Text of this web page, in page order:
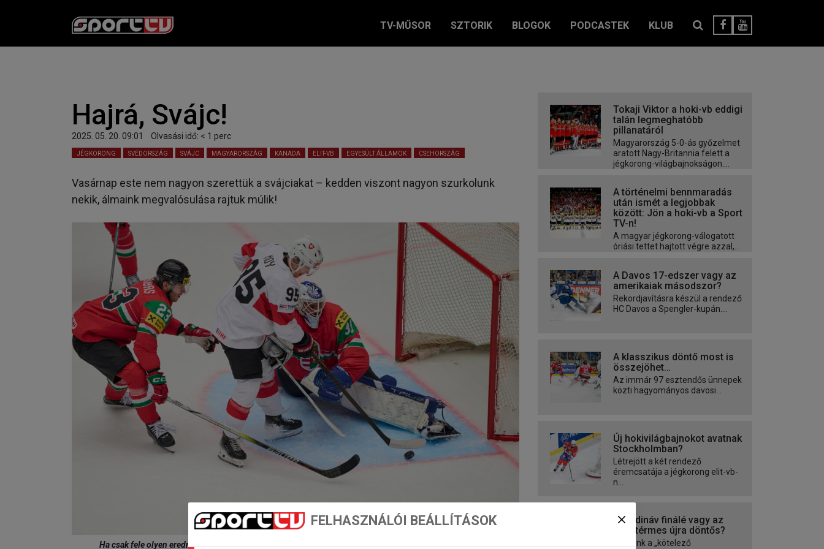
TV-MŰSOR SZTORIK BLOGOK PODCASTEK KLUB
Hajrá, Svájc!
2025. 05. 20. 09:01 Olvasási idő: < 1 perc
JÉGKORONG SVÉDORSZÁG SVÁJC MAGYARORSZÁG KANADA ELIT-VB EGYESÜLT ÁLLAMOK CSEHORSZÁG
Vasárnap este nem nagyon szerettük a svájciakat – kedden viszont nagyon szurkolunk
nekik, álmaink megvalósulása rajtuk múlik!
Ha csak fele olyen eredményesek lesznek a svájciak, mint ellenünk, akkor minden rendben lesz… (Fotó: Getty
Tokaji Viktor a hoki-vb eddigi
talán legmeghatóbb
pillanatáról
Magyarország 5-0-ás győzelmet
aratott Nagy-Britannia felett a
jégkorong-világbajnokságon....
A történelmi bennmaradás
után ismét a legjobbak
között: Jön a hoki-vb a Sport
TV-n!
A magyar jégkorong-válogatott
óriási tettet hajtott végre azzal,...
A Davos 17-edszer vagy az
amerikaiak másodszor?
Rekordjavításra készül a rendező
HC Davos a Spengler-kupán....
A klasszikus döntő most is
összejöhet…
Az immár 97 esztendős ünnepek
közti hagyományos davosi...
Új hokivilágbajnokot avatnak
Stockholmban?
Létrejött a két rendező
éremcsatája a jégkorong elit-vb-
n...
Skandináv finálé vagy az
ezüstérmes újra döntős?
Utaltunk a „kötelező
FELHASZNÁLÓI BEÁLLÍTÁSOK